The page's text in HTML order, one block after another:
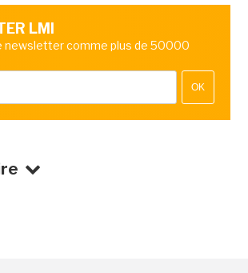
LMI
newsletter comme plus de 50000
OK